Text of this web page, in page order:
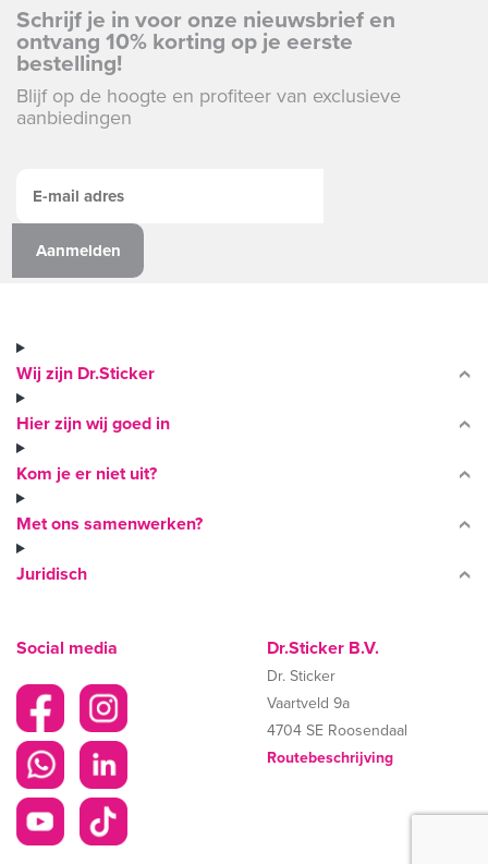
Schrijf je in voor onze nieuwsbrief en
ontvang 10% korting op je eerste
bestelling!
Blijf op de hoogte en profiteer van exclusieve
aanbiedingen
Wij zijn Dr.Sticker
Hier zijn wij goed in
Kom je er niet uit?
Met ons samenwerken?
Juridisch
Dr.Sticker B.V.
Dr. Sticker
Vaartveld 9a
4704 SE Roosendaal
Routebeschrijving
Social media